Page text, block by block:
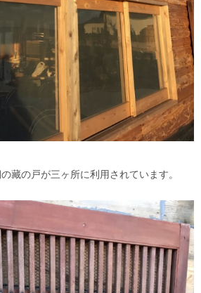
藏の戸が三ヶ所に利用されています。